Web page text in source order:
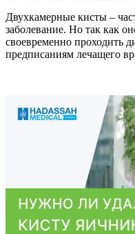
Двухкамерные кисты –
заболевание. Но так как
своевременно проходить
предписаниям лечащего